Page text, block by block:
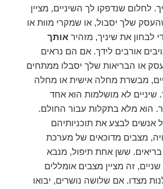
לחלום שנדפקו לך השיניים, מציין
שלך יסבול, או שמקרי מוות או
לבחון את שיניך, מזהיראותך
אורבים לידך. אם הם נראים
או הבריאות שלך יסבלו ממתחים
מבשרת מחלה אישית או מחלה
לא מושלמות הוא אחד
הוא מלא בתקלות עבור החולם.
אנשים לבצע את תוכניותיהם
מצבים מדוכאים של מערכת
ששן אחת תיפול, מנבא
זה מציין מצבים אומללים
מצדו. אם שלושה נושרים, יבואו